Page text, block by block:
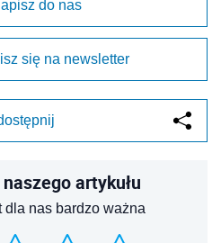
do nas
się na newsletter
artykułu
dla nas bardzo ważna